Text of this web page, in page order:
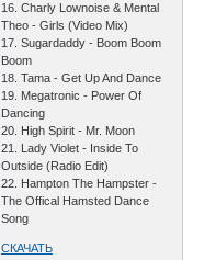
16. Charly Lownoise & Mental
Theo - Girls (Video Mix)
17. Sugardaddy - Boom Boom
Boom
18. Tama - Get Up And Dance
19. Megatronic - Power Of
Dancing
20. High Spirit - Mr. Moon
21. Lady Violet - Inside To
Outside (Radio Edit)
22. Hampton The Hampster -
The Offical Hamsted Dance
Song
СКАЧАТЬ